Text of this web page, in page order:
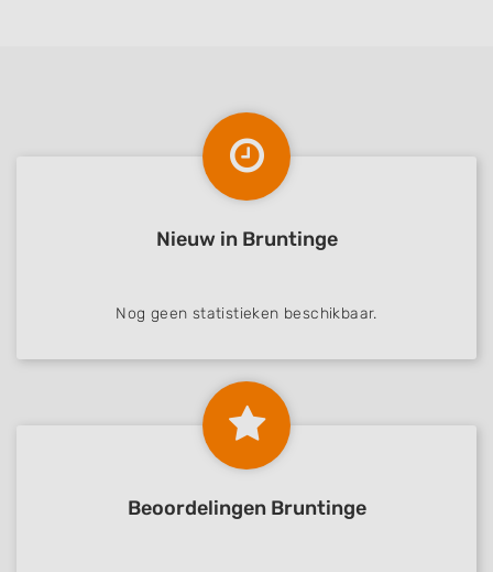
Nieuw in Bruntinge
Nog geen statistieken beschikbaar.
Beoordelingen Bruntinge